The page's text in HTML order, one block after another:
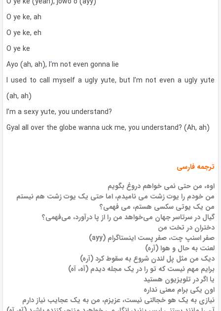
O ye ke, ah
O ye ke, eh
O ye ke
Ayo (ah, ah), I‘m not even gonna lie
I used to call myself a ugly yute, but I’m not even a ugly yute
(ah, ah)
I’m a sexy yute, you understand?
Gyal all over the globe wanna uck me, you understand? (Ah, ah)
ترجمه فارسی
اوه، من حتی نمی خواهم دروغ بگویم
من خودم را یوت زشت می نامیدم، اما حتی یک یوت زشت هم نیستم
من یک یوتی سکسی هستم، می فهمی؟
گیال در سرتاسر جهان می‌خواهد من را از پا درآورد، می‌فهمی؟
دختران در تخت من
صفر اسنپ چت، صفر پست اینستاگرام (ayy)
لعنت به حال و هوا (آره)
دیک من مثل پل لندن شروع به سقوط کرد (آره)
برایم مهم نیست که تو را در یک مجله دیدم (آه، آه)
یا اگر در تلویزیون هستید
اون یکی برام معنی نداره
نیازی به یک هو خجالتی نیست، عزیزم، من به یک عجایب نیاز دارم